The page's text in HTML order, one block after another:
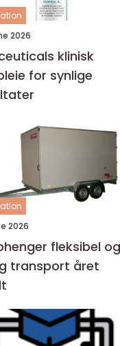
2026
klinisk
for synlige
2026
fleksibel og
transport året